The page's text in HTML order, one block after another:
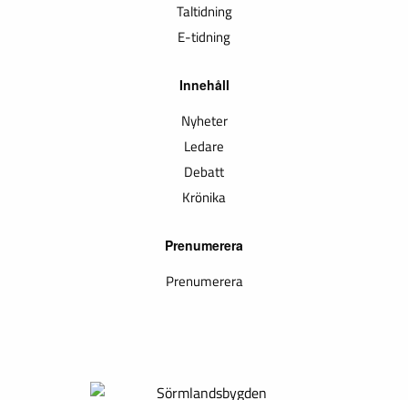
Taltidning
E-tidning
Innehåll
Nyheter
Ledare
Debatt
Krönika
Prenumerera
Prenumerera